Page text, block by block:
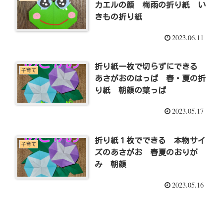
カエルの顔 梅雨の折り紙 い
きもの折り紙
2023.06.11
子育て
折り紙一枚で切らずにできる
あさがおのはっぱ 春・夏の折
り紙 朝顔の葉っぱ
2023.05.17
子育て
折り紙１枚でできる 本物サイ
ズのあさがお 春夏のおりが
み 朝顔
2023.05.16